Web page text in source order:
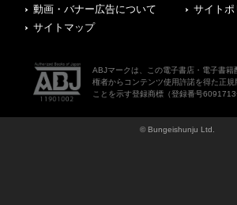
動画・バナー広告について
サイトポ
サイトマップ
ABJマークは、この電子書店・電子書籍
権者からコンテンツ使用許諾を得た正
ことを示す登録商標（登録番号6091713
© Bungeishunju Ltd.